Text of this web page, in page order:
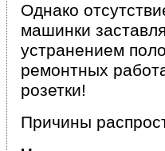
Однако
машинки
устранением
ремонтных
розетки!
Причины